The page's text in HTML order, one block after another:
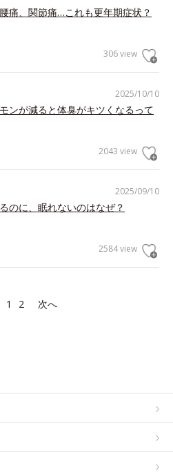
痛、関節痛…これも更年期症状？
306 view
2025/10/10
ンが減ると体臭がキツくなるって
2043 view
2025/09/10
のに、眠れないのはなぜ？
2584 view
1 2 次へ